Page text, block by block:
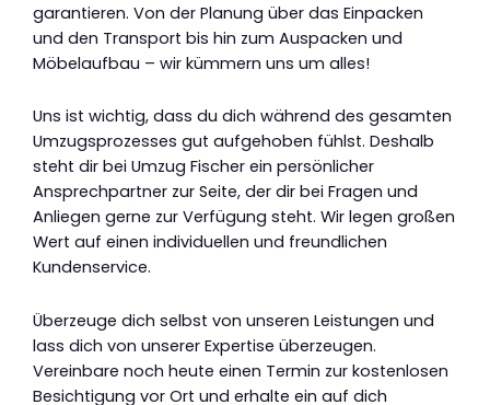
garantieren. Von der Planung über das Einpacken
und den Transport bis hin zum Auspacken und
Möbelaufbau – wir kümmern uns um alles!
Uns ist wichtig, dass du dich während des gesamten
Umzugsprozesses gut aufgehoben fühlst. Deshalb
steht dir bei Umzug Fischer ein persönlicher
Ansprechpartner zur Seite, der dir bei Fragen und
Anliegen gerne zur Verfügung steht. Wir legen großen
Wert auf einen individuellen und freundlichen
Kundenservice.
Überzeuge dich selbst von unseren Leistungen und
lass dich von unserer Expertise überzeugen.
Vereinbare noch heute einen Termin zur kostenlosen
Besichtigung vor Ort und erhalte ein auf dich